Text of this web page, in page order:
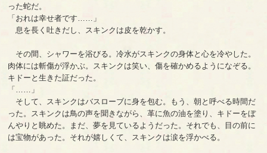
った蛇だ。
「おれは幸せ者です……」
息を長く吐きだし、スキンクは皮を乾かす。
その間、シャワーを浴びる。冷水がスキンクの身体と心を冷やした。
肉体には斬傷が浮かぶ。スキンクは笑い、傷を確かめるようになぞる。
キドーと生きた証だった。
「……」
そして、スキンクはバスローブに身を包む。もう、朝と呼べる時間だ
った。スキンクは鳥の声を聞きながら、革に魚の油を塗り、キドーをぼ
んやりと眺めた。まだ、夢を見ているようだった。それでも、目の前に
は宝物があった。それが嬉しくて、スキンクは涙を浮かべる。